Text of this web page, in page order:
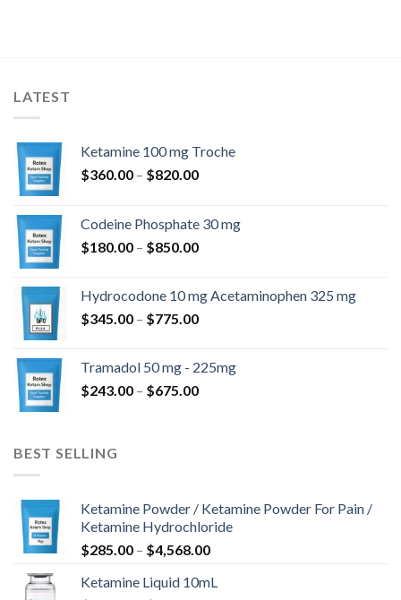
LATEST
Ketamine 100 mg Troche
$360.00 – $820.00Hintaluokka:
$820.00
Codeine Phosphate 30 mg
$180.00 – $850.00Hintaluokka:
$850.00
Hydrocodone 10 mg Acetaminophen 325 mg
$345.00 – $775.00Hintaluokka:
$775.00
Tramadol 50 mg - 225mg
$243.00 – $675.00Hintaluokka:
BEST SELLING
Ketamine Powder / Ketamine Powder For Pain /
Ketamine Hydrochloride
$285.00 – $4,568.00Hintaluokka:
-
Ketamine Liquid 10mL